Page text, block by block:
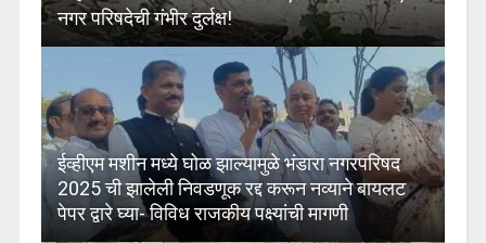
नगर परिषदेची गंभीर दुर्लक्ष!
ईव्हीएम मशीन मध्ये घोळ झाल्यामुळे भंडारा नगरपरिषद
2025 ची झालेली निवडणूक रद्द करून नव्याने बायलट
पेपर द्वारे घ्या- विविध राजकीय पक्ष्यांची मागणी